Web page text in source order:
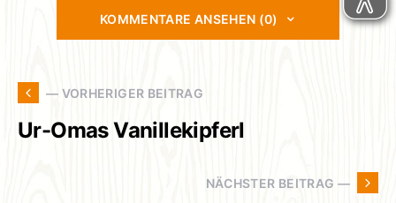
KOMMENTARE ANSEHEN (0)
— VORHERIGER BEITRAG
Ur-Omas Vanillekipferl
NÄCHSTER BEITRAG —